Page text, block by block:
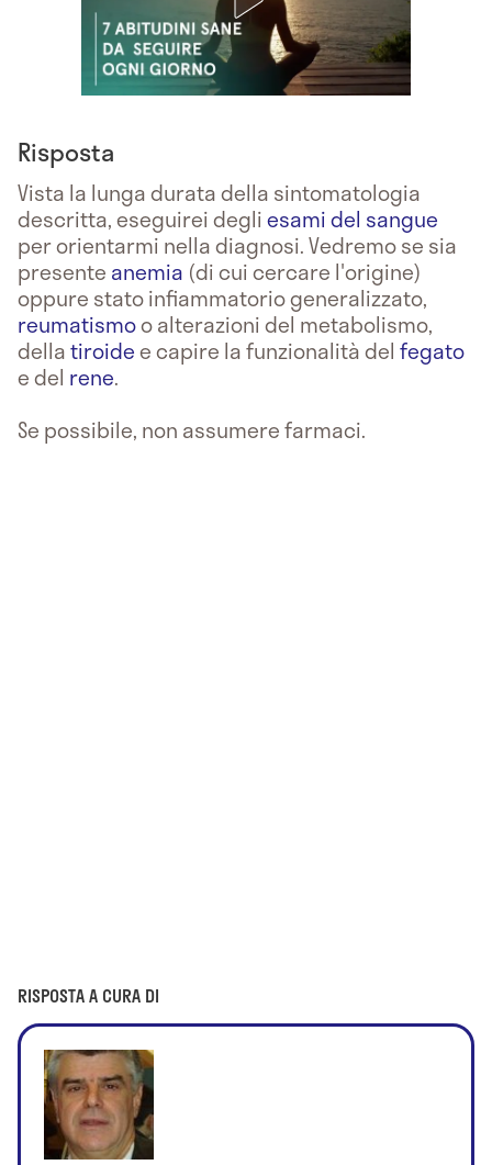
Risposta
Vista la lunga durata della sintomatologia
descritta, eseguirei degliesami del sangue
per orientarmi nella diagnosi. Vedremo se sia
presente anemia (di cui cercare l'origine)
oppure stato infiammatorio generalizzato,
reumatismoo alterazioni del metabolismo,
dellatiroidee capire la funzionalità del fegato
e del rene.
Se possibile, non assumere farmaci.
RISPOSTA A CURA DI